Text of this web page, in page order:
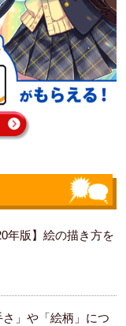
年版】絵の描き方を
」や「絵柄」につ